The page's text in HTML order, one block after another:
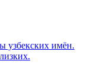
узбекских имён.